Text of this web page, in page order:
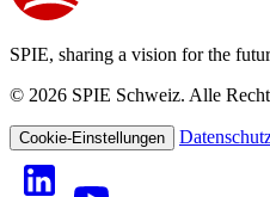
SPIE, sharing a vision for the
© 2026 SPIE Schweiz. Alle
Cookie-Einstellungen